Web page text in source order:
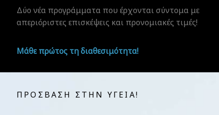
Δύο νέα προγράμματα που έρχονται σύντομα με
απεριόριστες επισκέψεις και προνομιακές τιμές!
Μάθε πρώτος τη διαθεσιμότητα!
ΠΡΟΣΒΑΣΗ ΣΤΗΝ ΥΓΕΙΑ!